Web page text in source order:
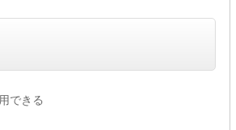
できる